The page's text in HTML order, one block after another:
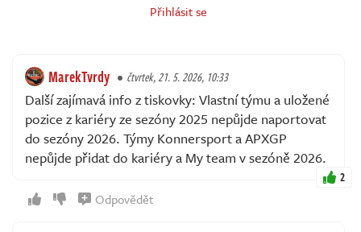
Přihlásit se
MarekTvrdy čtvrtek, 21. 5. 2026, 10:33
Další zajímavá info z tiskovky: Vlastní týmu a uložené
pozice z kariéry ze sezóny 2025 nepůjde naportovat
do sezóny 2026. Týmy Konnersport a APXGP
nepůjde přidat do kariéry a My team v sezóně 2026.
2
Odpovědět